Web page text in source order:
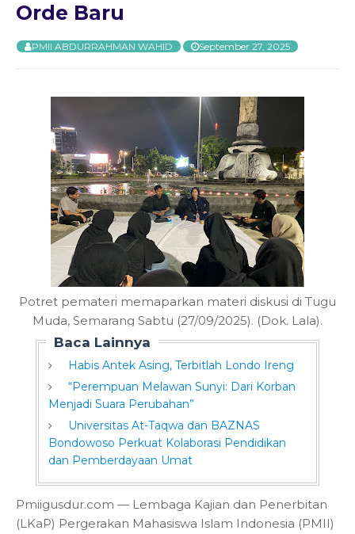
Orde Baru
PMII ABDURRAHMAN WAHID September 27, 2025
Potret pemateri memaparkan materi diskusi di Tugu
Muda, Semarang Sabtu (27/09/2025). (Dok. Lala).
Baca Lainnya
Habis Antek Asing, Terbitlah Londo Ireng
“Perempuan Melawan Sunyi: Dari Korban
Menjadi Suara Perubahan”
Universitas At-Taqwa dan BAZNAS
Bondowoso Perkuat Kolaborasi Pendidikan
dan Pemberdayaan Umat
Pmiigusdur.com — Lembaga Kajian dan Penerbitan
(LKaP) Pergerakan Mahasiswa Islam Indonesia (PMII)